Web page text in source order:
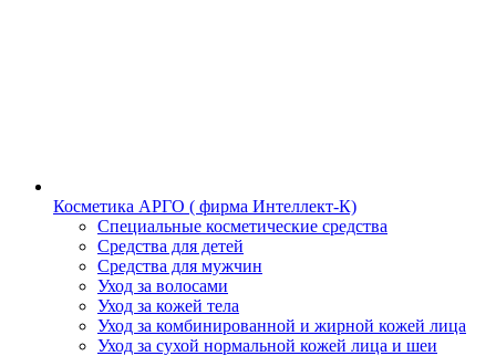
Косметика АРГО ( фирма Интеллект-К)
Специальные косметические средства
Средства для детей
Средства для мужчин
Уход за волосами
Уход за кожей тела
Уход за комбинированной и жирной кожей лица
Уход за сухой нормальной кожей лица и шеи